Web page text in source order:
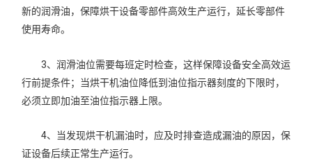
新的润滑油，保障烘干设备零部件高效生产运行，延长零部件
使用寿命。
3、润滑油位需要每班定时检查，这样保障设备安全高效运
行前提条件；当烘干机油位降低到油位指示器刻度的下限时，
必须立即加油至油位指示器上限。
4、当发现烘干机漏油时，应及时排查造成漏油的原因，保
证设备后续正常生产运行。